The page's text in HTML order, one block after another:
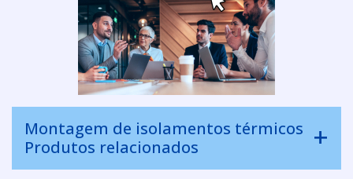
Montagem de isolamentos térmicos
Produtos relacionados